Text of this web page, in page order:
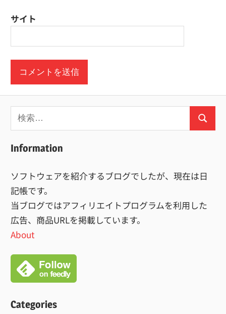
サイト
検
索:
検
Information
ソフトウェアを紹介するブログでしたが、現在は日
記帳です。
当ブログではアフィリエイトプログラムを利用した
広告、商品URLを掲載しています。
About
Categories